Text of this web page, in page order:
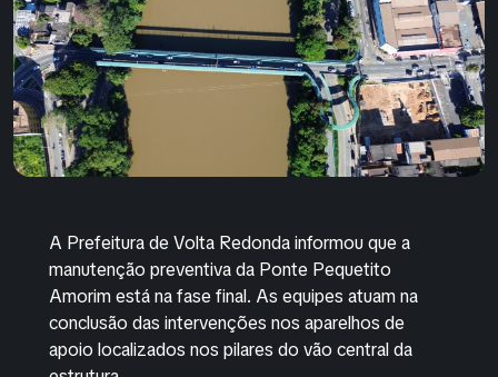
A Prefeitura de Volta Redonda informou que a
manutenção preventiva da Ponte Pequetito
Amorim está na fase final. As equipes atuam na
conclusão das intervenções nos aparelhos de
apoio localizados nos pilares do vão central da